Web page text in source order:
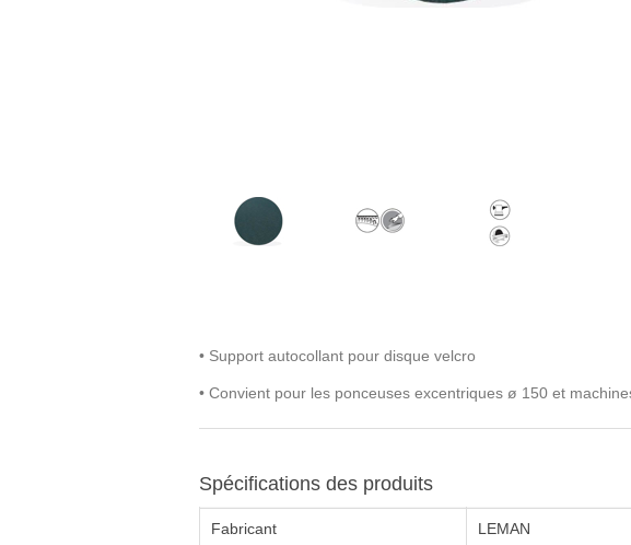
• Support autocollant pour disque velcro
• Convient pour les ponceuses excentriques ø 150 et
Spécifications des produits
Fabricant LEMAN